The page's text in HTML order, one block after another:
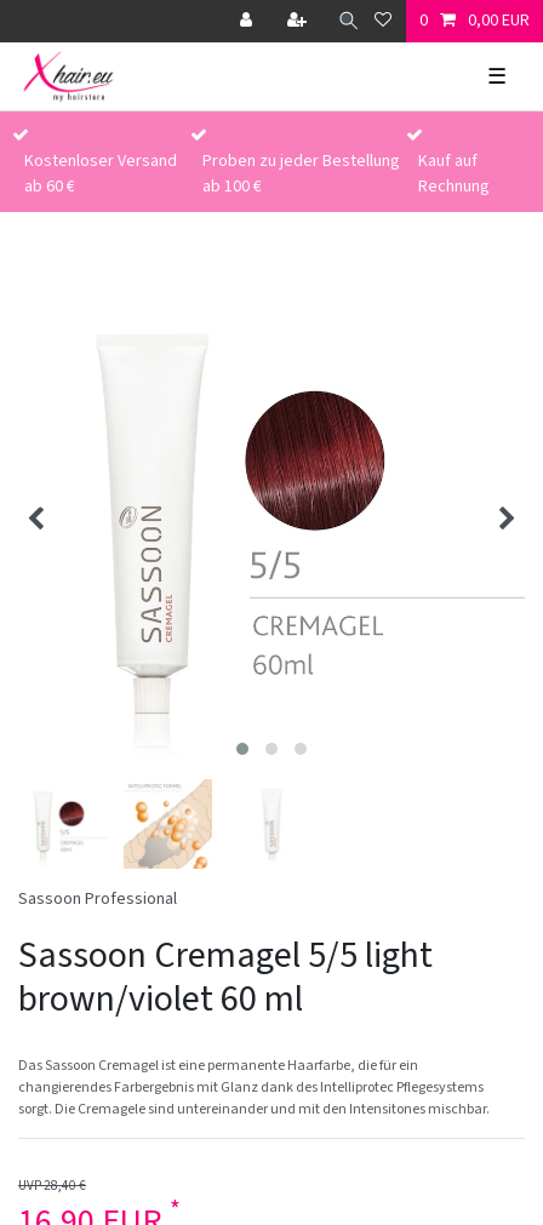
0 0,00 EUR
☰
Kostenloser Versand
ab 60 €
Proben zu jeder Bestellung
ab 100 €
Kauf auf
Rechnung
Sassoon Professional
Sassoon Cremagel 5/5 light
brown/violet 60 ml
Das Sassoon Cremagel ist eine permanente Haarfarbe, die für ein
changierendes Farbergebnis mit Glanz dank des Intelliprotec Pflegesystems
sorgt. Die Cremagele sind untereinander und mit den Intensitones mischbar.
UVP 28,40 €
*